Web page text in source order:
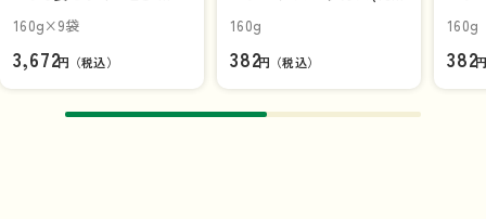
B【ギフトセット】
160g×9袋
3,672円（税込）
160g
382円（税込）
160g
382